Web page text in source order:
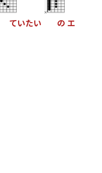
ていたい の エ